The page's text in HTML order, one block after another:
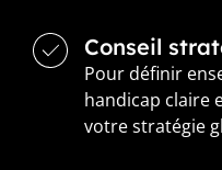
Conseil
Pour définir
handicap claire
votre stratégie